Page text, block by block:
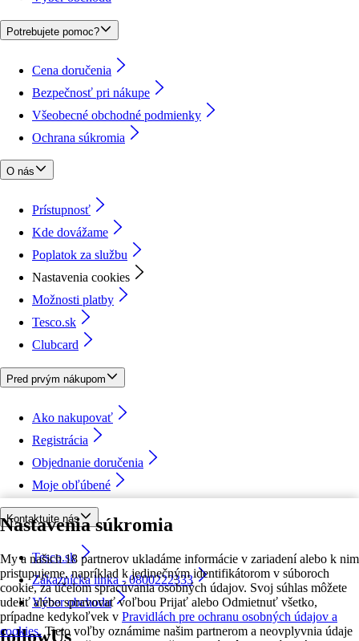
Nastavenia súkromia
My a našich 18 partnerov ukladáme informácie v zariadení alebo k nim
pristupujeme, napríklad k jedinečným identifikátorom v súboroch
cookie, za účelom spracúvania osobných údajov. Svoj súhlas môžete
udeliť alebo spravovať voľbou Prijať alebo Odmietnuť všetko,
prípadne kedykoľvek v Pravidlách pre ochranu osobných údajov a
cookies. Tieto voľby oznámime našim partnerom a neovplyvnia údaje
Potrebujete pomoc?
Cena doručenia
Bezpečnosť pri nákupe
Všeobecné obchodné podmienky
Ochrana súkromia
O nás
Prístupnosť
Kde dovážame
Poplatok za službu
Nastavenia cookies
Možnosti platby
Tesco.sk
Clubcard
Pred prvým nákupom
Ako nakupovať
Registrácia
Objednanie doručenia
Moje obľúbené
Kontaktujte nás
Tesco.sk
Zákaznícka linka - 0800222333
Výber obchodu
followUs